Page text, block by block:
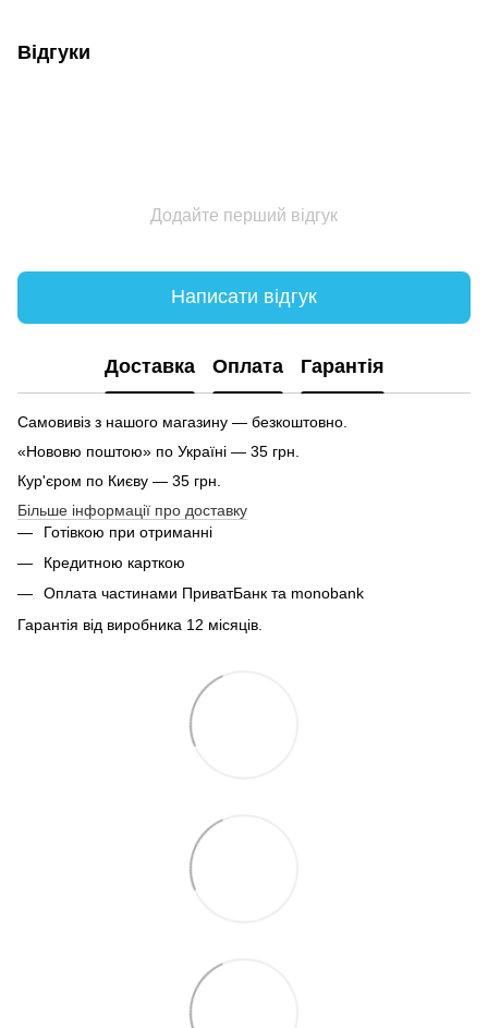
Відгуки
Додайте перший відгук
Написати відгук
Доставка Оплата Гарантія
Самовивіз з нашого магазину — безкоштовно.
«Нововю поштою» по Україні — 35 грн.
Кур'єром по Києву — 35 грн.
Більше інформації про доставку
Готівкою при отриманні
Кредитною карткою
Оплата частинами ПриватБанк та monobank
Гарантія від виробника 12 місяців.